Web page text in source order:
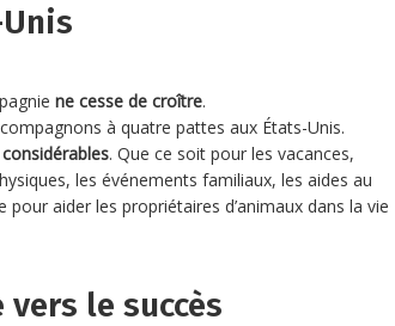
ne cesse de croître.
à quatre pattes aux États-Unis.
. Que ce soit pour les vacances,
les événements familiaux, les aides au
aider les propriétaires d’animaux dans la vie
le succès